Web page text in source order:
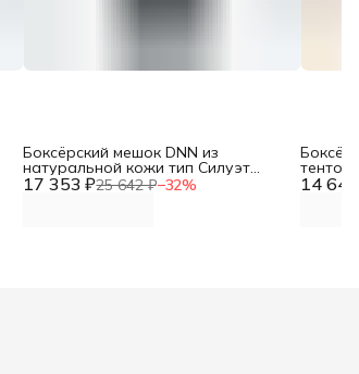
17 353 ₽25 642 ₽−32%
Боксёрский мешок DNN из
натуральной кожи тип Силуэт
трёхсекционный (МБНТ22-6, 14